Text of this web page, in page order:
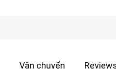
Vận chuyển